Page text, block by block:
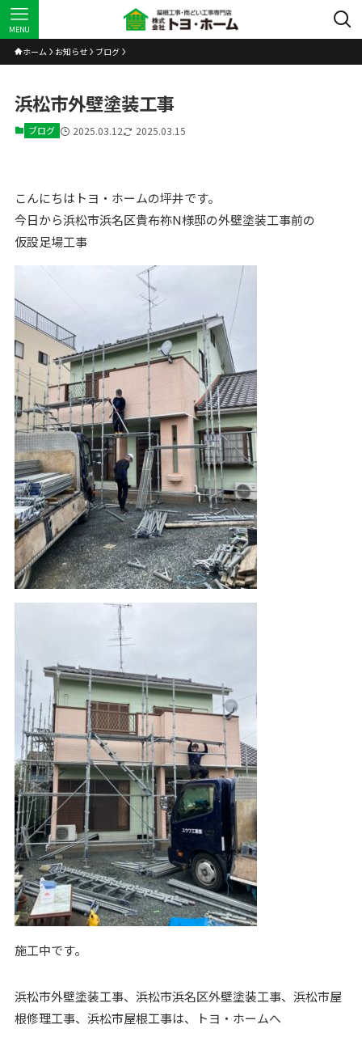
MENU
ホーム お知らせ ブログ
浜松市外壁塗装工事
ブログ 2025.03.12 2025.03.15
こんにちはトヨ・ホームの坪井です。
今日から浜松市浜名区貴布祢N様邸の外壁塗装工事前の
仮設足場工事
施工中です。
浜松市外壁塗装工事、浜松市浜名区外壁塗装工事、浜松市屋
根修理工事、浜松市屋根工事は、トヨ・ホームへ